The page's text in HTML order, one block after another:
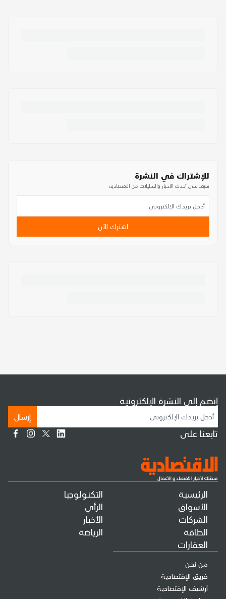
للإشتراك في النشرة
تعرف على أحدث الأخبار والتحليلات من الاقتصادية
اشترك الآن
الرئيسية
الأسواق
الشركات
الطاقة
العقارات
التكنولوجيا
الرأي
الأخبار
الرياضة
من نحن
فريق الإقتصادية
أرشيف الإقتصادية
إنضم إلى النشرة الإلكترونية
إرسال
تابعنا على